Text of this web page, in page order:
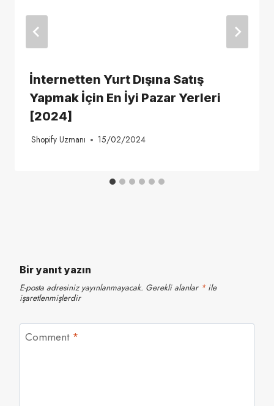
İnternetten Yurt Dışına Satış
Yapmak İçin En İyi Pazar Yerleri
[2024]
Shopify Uzmanı 15/02/2024
Bir yanıt yazın
E-posta adresiniz yayınlanmayacak. Gerekli alanlar *ile
işaretlenmişlerdir
Comment *